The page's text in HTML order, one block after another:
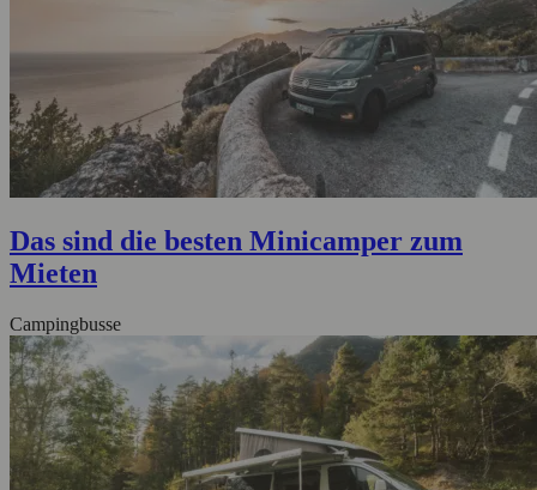
Das sind die besten Minicamper zum
Mieten
Campingbusse